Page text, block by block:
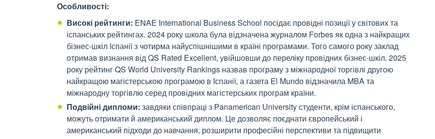
Особливості:
Високі рейтинги: ENAE International Business School посідає провідні позиції у світових та
іспанських рейтингах. 2024 року школа була відзначена журналом Forbes як одна з найкращих
бізнес-шкіл Іспанії з чотирма найуспішнішими в країні програмами. Того самого року заклад
отримав визнання від QS Rated Excellent, увійшовши до переліку провідних бізнес-шкіл. 2025
року рейтинг QS World University Rankings назвав програму з міжнародної торгівлі другою
найкращою магістерською програмою в Іспанії, а газета El Mundo відзначила MBA та
міжнародну торгівлю серед провідних магістерських програм країни.
Подвійні дипломи: завдяки співпраці з Panamerican University студенти, крім іспанського,
можуть отримати й американський диплом. Це дозволяє поєднати європейський і
американський підходи до навчання, розширити професійні перспективи та підвищити